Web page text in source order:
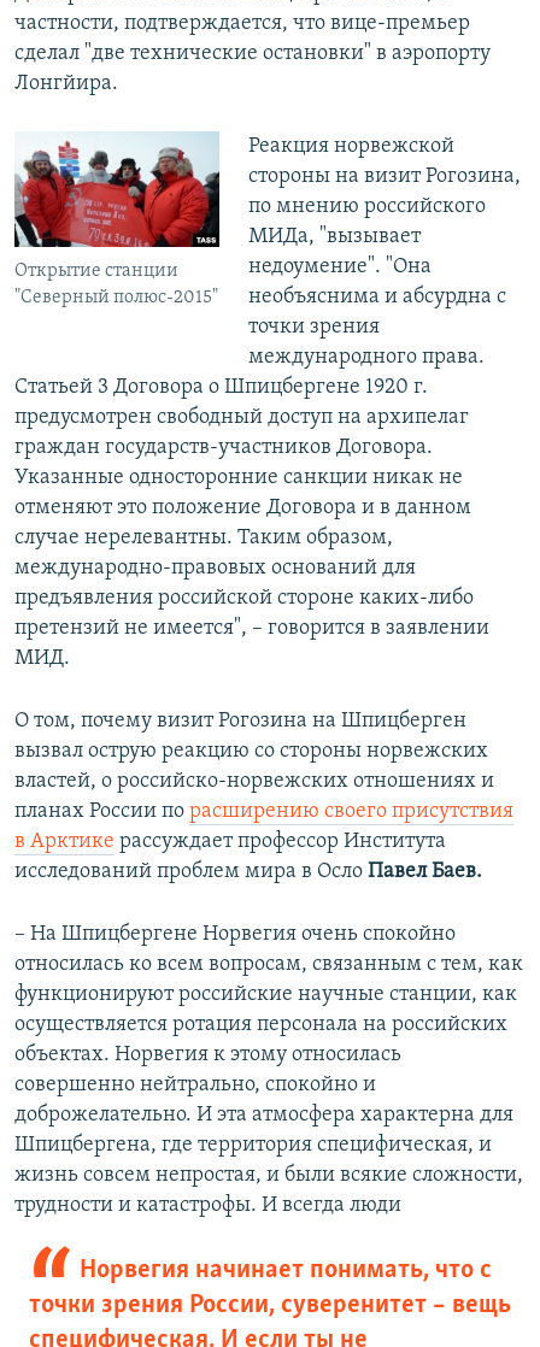
частности, подтверждается, что вице-премьер
сделал "две технические остановки" в аэропорту
Лонгйира.
Открытие станции
"Северный полюс-2015"
Реакция норвежской
стороны на визит Рогозина,
по мнению российского
МИДа, "вызывает
недоумение". "Она
необъяснима и абсурдна с
точки зрения
международного права.
Статьей 3 Договора о Шпицбергене 1920 г.
предусмотрен свободный доступ на архипелаг
граждан государств-участников Договора.
Указанные односторонние санкции никак не
отменяют это положение Договора и в данном
случае нерелевантны. Таким образом,
международно-правовых оснований для
предъявления российской стороне каких-либо
претензий не имеется", – говорится в заявлении
МИД.
О том, почему визит Рогозина на Шпицберген
вызвал острую реакцию со стороны норвежских
властей, о российско-норвежских отношениях и
планах России по расширению своего присутствия
в Арктике рассуждает профессор Института
исследований проблем мира в Осло Павел Баев.
– На Шпицбергене Норвегия очень спокойно
относилась ко всем вопросам, связанным с тем, как
функционируют российские научные станции, как
осуществляется ротация персонала на российских
объектах. Норвегия к этому относилась
совершенно нейтрально, спокойно и
доброжелательно. И эта атмосфера характерна для
Шпицбергена, где территория специфическая, и
жизнь совсем непростая, и были всякие сложности,
трудности и катастрофы. И всегда люди
Норвегия начинает понимать, что с
точки зрения России, суверенитет – вещь
специфическая. И если ты не